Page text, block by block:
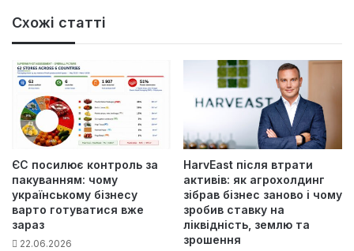
Схожі статті
ЄС посилює контроль за
пакуванням: чому
українському бізнесу
варто готуватися вже
зараз
22.06.2026
HarvEast після втрати
активів: як агрохолдинг
зібрав бізнес заново і чому
зробив ставку на
ліквідність, землю та
зрошення